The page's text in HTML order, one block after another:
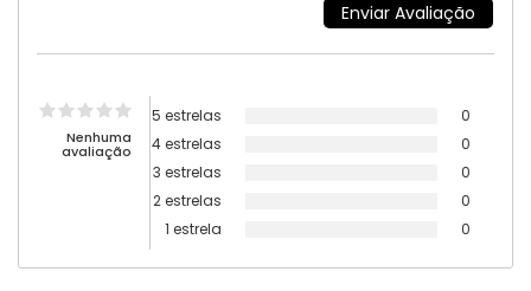
Nenhuma
avaliação
5 estrelas
0
4 estrelas
0
3 estrelas
0
2 estrelas
0
1 estrela
0